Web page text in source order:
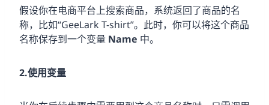
假设你在电商平台上搜索商品，系统返回了商品的名
称，比如“GeeLark T-shirt”。此时，你可以将这个商品
名称保存到一个变量 Name 中。
2.使用变量